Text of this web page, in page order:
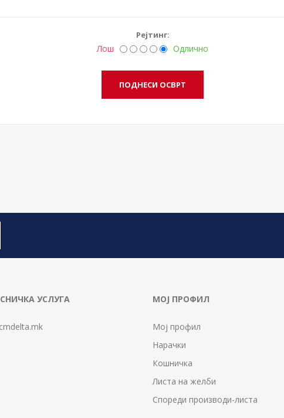
Рејтинг:
Лош Одлично
УСЛУГА МОЈ ПРОФИЛ
Мој профил
Нарачки
Кошничка
Листа на желби
Спореди производи-листа